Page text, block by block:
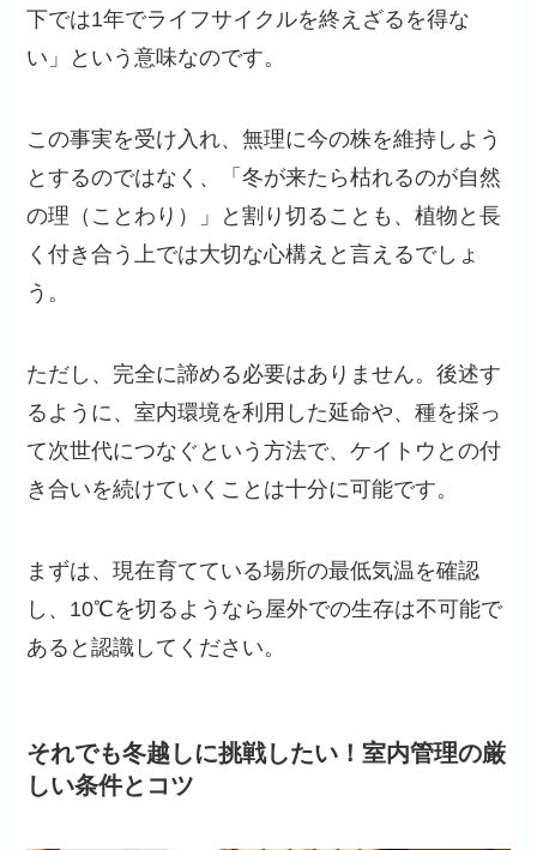
下では1年でライフサイクルを終えざるを得な
い」という意味なのです。
この事実を受け入れ、無理に今の株を維持しよう
とするのではなく、「冬が来たら枯れるのが自然
の理（ことわり）」と割り切ることも、植物と長
く付き合う上では大切な心構えと言えるでしょ
う。
ただし、完全に諦める必要はありません。後述す
るように、室内環境を利用した延命や、種を採っ
て次世代につなぐという方法で、ケイトウとの付
き合いを続けていくことは十分に可能です。
まずは、現在育てている場所の最低気温を確認
し、10℃を切るようなら屋外での生存は不可能で
あると認識してください。
それでも冬越しに挑戦したい！室内管理の厳
しい条件とコツ